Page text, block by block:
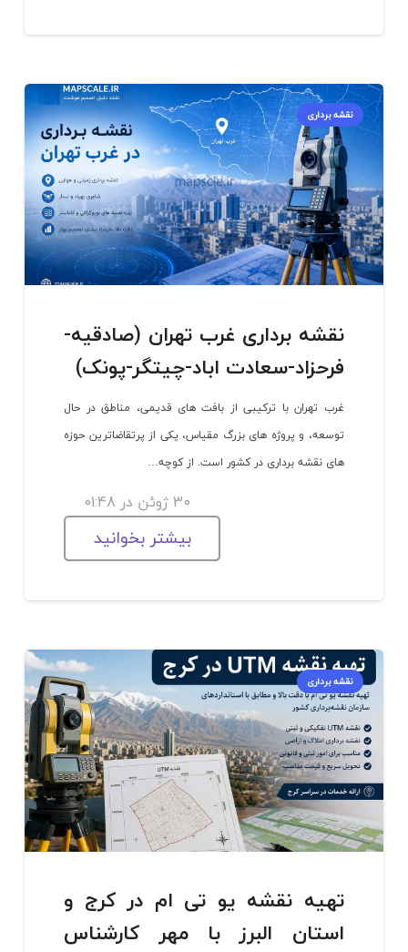
نقشه برداری
نقشه برداری غرب تهران (صادقیه-
فرحزاد-سعادت اباد-چیتگر-پونک)
غرب تهران با ترکیبی از بافت های قدیمی، مناطق در حال
توسعه، و پروژه های بزرگ مقیاس، یکی از پرتقاضاترین حوزه
های نقشه برداری در کشور است. از کوچه…
30 ژوئن در 01:48
بیشتر بخوانید
نقشه برداری
تهیه نقشه یو تی ام در کرج و
استان البرز با مهر کارشناس